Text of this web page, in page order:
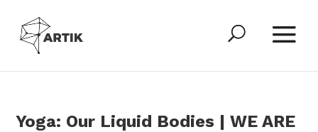
Yoga: Our Liquid Bodies | WE ARE